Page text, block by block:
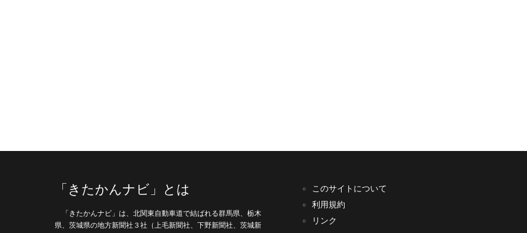
「きたかんナビ」とは
「きたかんナビ」は、北関東自動車道で結ばれる群馬県、栃木
県、茨城県の地方新聞社３社（上毛新聞社、下野新聞社、茨城新
このサイトについて
利用規約
リンク